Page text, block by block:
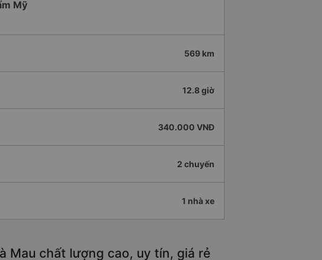
Mỹ
569 km
12.8 giờ
340.000 VNĐ
2 chuyến
1 nhà xe
Mau chất lượng cao, uy tín, giá rẻ